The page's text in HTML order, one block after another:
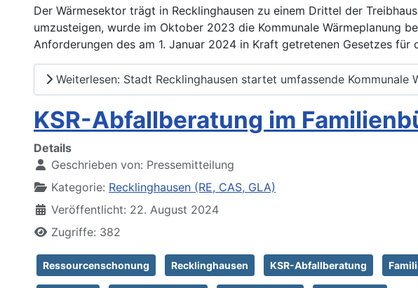
Der Wärmesektor trägt in Recklinghausen zu einem Drittel der
umzusteigen, wurde im Oktober 2023 die Kommunale Wärmeplanung
Anforderungen des am 1. Januar 2024 in Kraft getretenen Gesetzes
Weiterlesen: Stadt Recklinghausen startet umfassende
KSR-Abfallberatung im
Details
Geschrieben von: Pressemitteilung
Kategorie: Recklinghausen (RE, CAS, GLA)
Veröffentlicht: 22. August 2024
Zugriffe: 382
Ressourcenschonung Recklinghausen KSR-Abfallberatung